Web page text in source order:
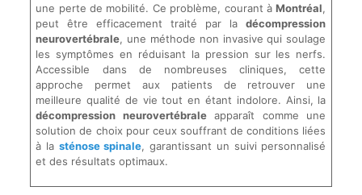
une perte de mobilité. Ce problème, courant àMontréal,
peut être efficacement traité par ladécompression
neurovertébrale, une méthode non invasive qui soulage
les symptômes en réduisant la pression sur les nerfs.
Accessible dans de nombreuses cliniques, cette
approche permet aux patients de retrouver une
meilleure qualité de vie tout en étant indolore. Ainsi, la
décompression neurovertébraleapparaît comme une
solution de choix pour ceux souffrant de conditions liées
à la sténose spinale, garantissant un suivi personnalisé
et des résultats optimaux.